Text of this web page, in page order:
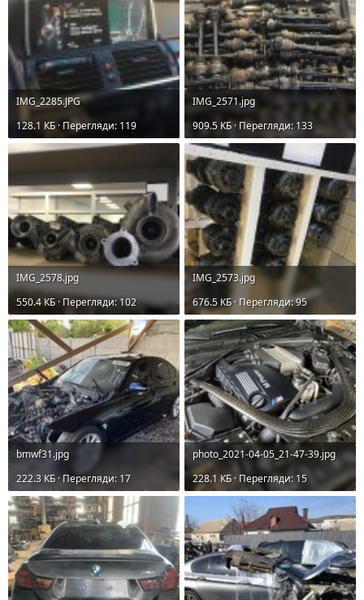
IMG_2285.JPG
128.1 КБ · Перегляди: 119
IMG_2571.jpg
909.5 КБ · Перегляди: 133
IMG_2578.jpg
550.4 КБ · Перегляди: 102
IMG_2573.jpg
676.5 КБ · Перегляди: 95
bmwf31.jpg
222.3 КБ · Перегляди: 17
photo_2021-04-05_21-47-39.jpg
228.1 КБ · Перегляди: 15